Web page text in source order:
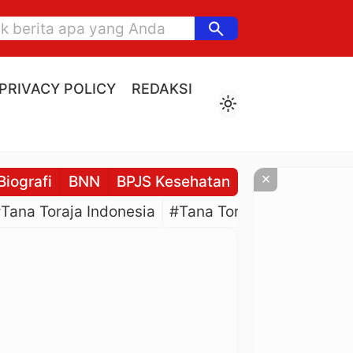
search
PRIVACY POLICY
REDAKSI
light_mode
BNN BPJS Kesehatan BPJS
Toraja Indonesia #Tana Toraja Culture
×